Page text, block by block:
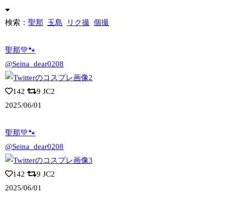
検索：聖那 玉島 リク撮 個撮
聖那💚🐾
@Seina_dear0208
142 9 JC2
2025/06/01
聖那💚🐾
@Seina_dear0208
142 9 JC2
2025/06/01